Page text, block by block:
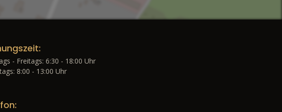
- Freitags: 6:30 - 18:00 Uhr
8:00 - 13:00 Uhr